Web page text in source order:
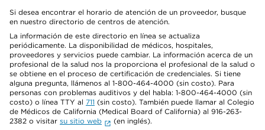
Si desea encontrar el horario de atención de un proveedor, busque
en nuestro directorio de centros de atención.
La información de este directorio en línea se actualiza
periódicamente. La disponibilidad de médicos, hospitales,
proveedores y servicios puede cambiar. La información acerca de un
profesional de la salud nos la proporciona el profesional de la salud o
se obtiene en el proceso de certificación de credenciales. Si tiene
alguna pregunta, llámenos al 1-800-464-4000 (sin costo). Para
personas con problemas auditivos y del habla: 1-800-464-4000 (sin
costo) o línea TTY al 711 (sin costo). También puede llamar al Colegio
de Médicos de California (Medical Board of California) al 916-263-
2382 o visitar su sitio web
(en inglés).